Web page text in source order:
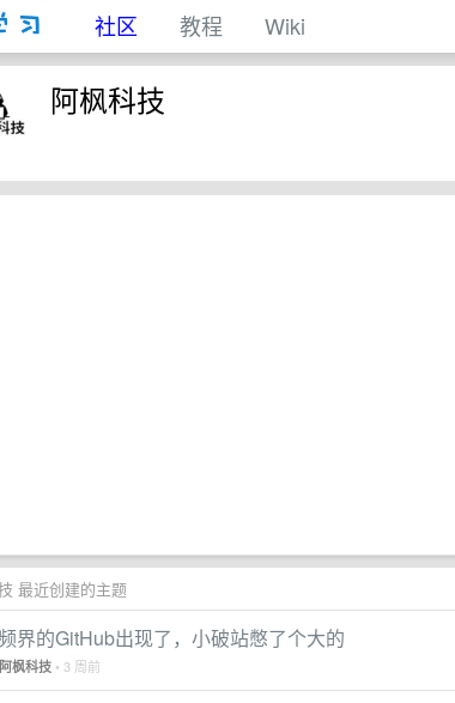
社区 教程 Wiki
阿枫科技
最近创建的主题
界的GitHub出现了，小破站憋了个大的
阿枫科技 • 3 周前